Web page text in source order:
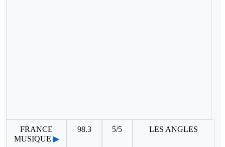
FRANCE
MUSIQUE ▶
98.3 5/5 LES ANGLES